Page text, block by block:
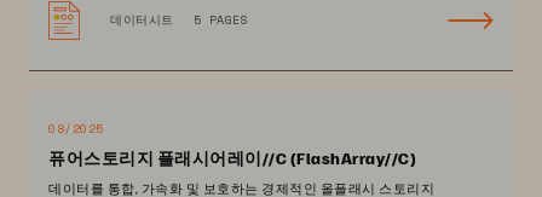
데이터시트 5 PAGES
08/2025
퓨어스토리지 플래시어레이//C (FlashArray//C)
데이터를 통합, 가속화 및 보호하는 경제적인 올플래시 스토리지